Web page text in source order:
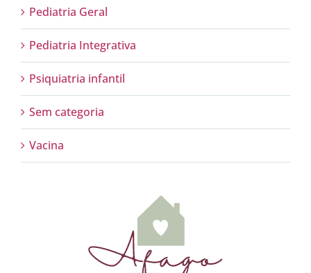
Pediatria Geral
Pediatria Integrativa
Psiquiatria infantil
Sem categoria
Vacina